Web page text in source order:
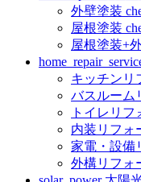
外壁塗装
屋根塗装
屋根塗装+
キッチンリ
バスルーム
トイレリフ
内装リフォ
家電・設備
外構リフォ